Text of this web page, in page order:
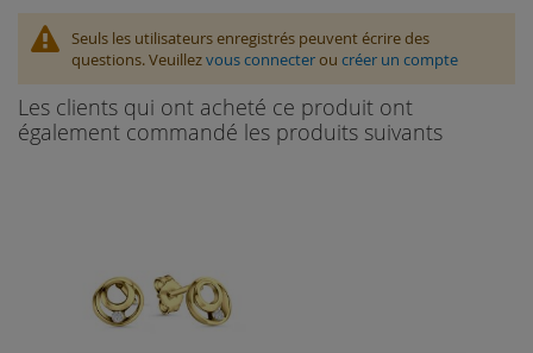
Seuls les utilisateurs enregistrés peuvent écrire des
questions. Veuillezvous connecterou créer un compte
Les clients qui ont acheté ce produit ont
également commandé les produits suivants